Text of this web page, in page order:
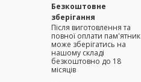
Безкоштовне
зберігання
Після виготовлення та
повної оплати пам'ятник
може зберігатись на
нашому складі
безкоштовно до 18
місяців